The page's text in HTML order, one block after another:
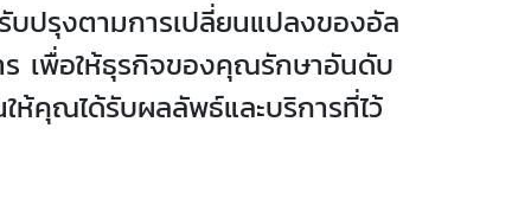
บปรุงตามการเปลี่ยนแปลงของอัล
เพื่อให้ธุรกิจของคุณรักษาอันดับ
ห้คุณได้รับผลลัพธ์และบริการที่ไว้